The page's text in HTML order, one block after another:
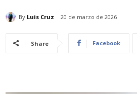
By Luis Cruz 20 de marzo de 2026
Share Facebook